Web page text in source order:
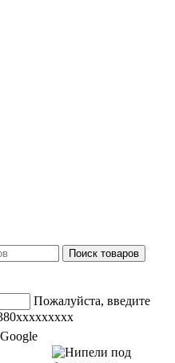
Поиск товаров
Пожалуйста, введите
Google